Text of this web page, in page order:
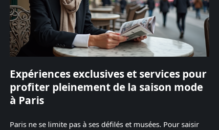
Expériences exclusives et services pour
profiter pleinement de la saison mode
à Paris
Paris ne se limite pas à ses défilés et musées. Pour saisir